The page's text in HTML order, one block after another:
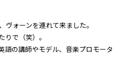
ヴォーンを連れて来ました。
りで（笑）。
語の講師やモデル、音楽プロモータ